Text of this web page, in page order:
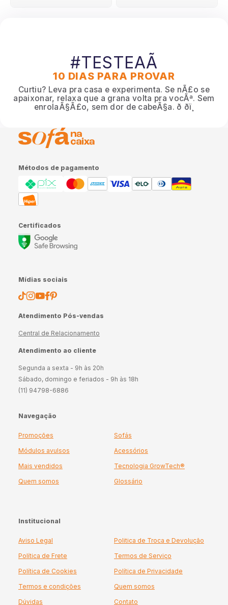
#TESTEAÃ
10 DIAS PARA PROVAR
Curtiu? Leva pra casa e experimenta. Se nÃ£o se
apaixonar, relaxa que a grana volta pra vocÃª. Sem
enrolaÃ§Ã£o, sem dor de cabeÃ§a. ð ðï¸
Métodos de pagamento
Certificados
Mídias sociais
Atendimento Pós-vendas
Central de Relacionamento
Atendimento ao cliente
Segunda a sexta - 9h às 20h
Sábado, domingo e feriados - 9h às 18h
(11) 94798-6886
Navegação
Promoções
Sofás
Módulos avulsos
Acessórios
Mais vendidos
Tecnologia GrowTech®
Quem somos
Glossário
Institucional
Aviso Legal
Politica de Troca e Devolução
Política de Frete
Termos de Serviço
Política de Cookies
Política de Privacidade
Termos e condições
Quem somos
Dúvidas
Contato